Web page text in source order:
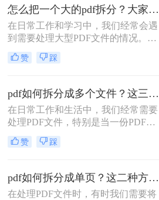
分呢？在本文中，我们将介绍一些简
单而有效的方法，帮助你快速拆分多
页PDF文件。
怎么把一个大的pdf拆分？大家试试这二种常用方法！
在日常工作和学习中，我们经常会遇
到需要处理大型PDF文件的情况。当
这些文件过于庞大，包含多个章节或
页面时，我们可能会希望将其拆分成
面，我将详细介绍怎么把一个大的pdf
拆分。
赞 踩
pdf如何拆分成多个文件？这三种方法教你轻松拆分！
在日常工作和生活中，我们经常需要
处理PDF文件，特别是当一份PDF文
件内容过多，需要拆分成多个文件以
便分享、打印或存储时。本文将详细
用在线工具、专业软件以及操作系统
自带功能的方法。
赞 踩
pdf如何拆分成单页？这二种方法可以有效解决你的问题！
在处理PDF文件时，有时我们需要将